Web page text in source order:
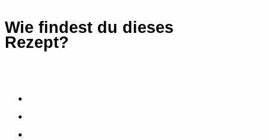
Wie findest du dieses
Rezept?